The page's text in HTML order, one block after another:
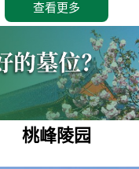
查看更多
桃峰陵园